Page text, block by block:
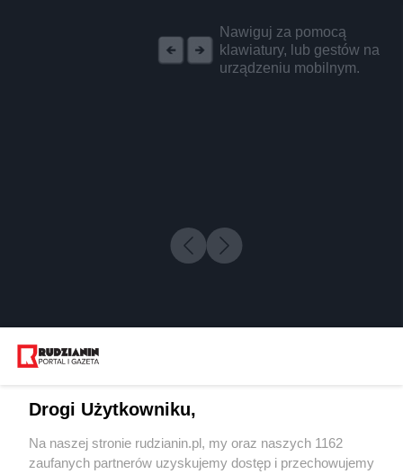
Nawiguj za pomocą
klawiatury, lub gestów na
urządzeniu mobilnym.
Wydawca mediów
Drogi Użytkowniku,
Na naszej stronie rudzianin.pl, my oraz naszych 1162
zaufanych partnerów uzyskujemy dostęp i przechowujemy